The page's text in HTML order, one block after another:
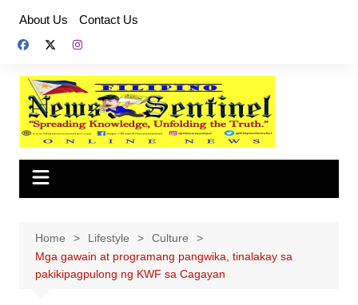
content
About Us Contact Us
Home Lifestyle
Culture
Mga gawain at programang pangwika, tinalakay sa
pakikipagpulong ng KWF sa Cagayan